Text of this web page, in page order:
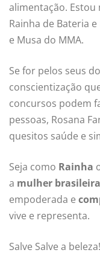
alimentação. Estou
Rainha de Bateria
e Musa do MMA.
Se for pelos seus
conscientização
concursos podem
pessoas, Rosana
quesitos saúde e
Seja como Rainha
a mulher brasileira
empoderada e
vive e representa.
Salve Salve a beleza!